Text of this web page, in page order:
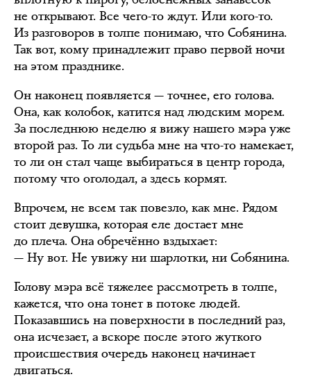
не открывают. Все чего-то ждут. Или кого-то.
Из разговоров в толпе понимаю, что Собянина.
Так вот, кому принадлежит право первой ночи
на этом празднике.
Он наконец появляется — точнее, его голова.
Она, как колобок, катится над людским морем.
За последнюю неделю я вижу нашего мэра уже
второй раз. То ли судьба мне на что-то намекает,
то ли он стал чаще выбираться в центр города,
потому что оголодал, а здесь кормят.
Впрочем, не всем так повезло, как мне. Рядом
стоит девушка, которая еле достает мне
до плеча. Она обречённо вздыхает:
— Ну вот. Не увижу ни шарлотки, ни Собянина.
Голову мэра всё тяжелее рассмотреть в толпе,
кажется, что она тонет в потоке людей.
Показавшись на поверхности в последний раз,
она исчезает, а вскоре после этого жуткого
происшествия очередь наконец начинает
двигаться.